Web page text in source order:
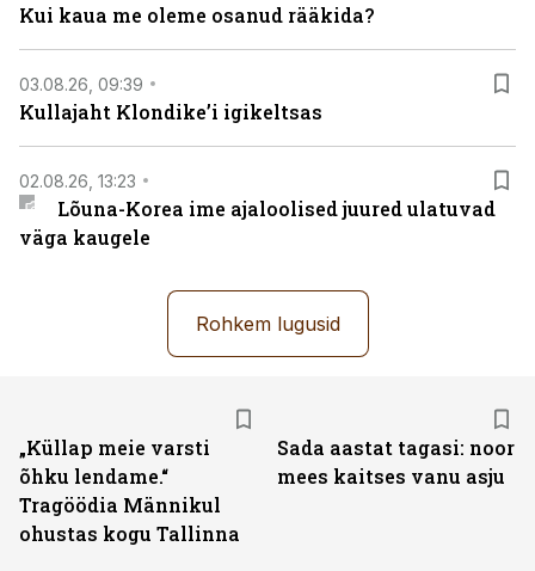
Kui kaua me oleme osanud rääkida?
03.08.26, 09:39
Kullajaht Klondike’i igikeltsas
02.08.26, 13:23
Lõuna-Korea ime ajaloolised juured ulatuvad
väga kaugele
Rohkem lugusid
„Küllap meie varsti
õhku lendame.“
Tragöödia Männikul
ohustas kogu Tallinna
Sada aastat tagasi: noor
mees kaitses vanu asju